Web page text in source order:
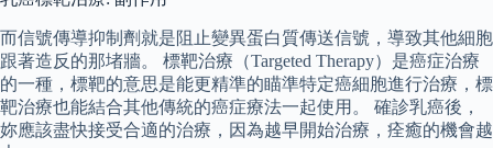
而信號傳導抑制劑就是阻止變異蛋白質傳送信號，導致其他細胞
跟著造反的那堵牆。 標靶治療（Targeted Therapy）是癌症治療
的一種，標靶的意思是能更精準的瞄準特定癌細胞進行治療，標
靶治療也能結合其他傳統的癌症療法一起使用。 確診乳癌後，
妳應該盡快接受合適的治療，因為越早開始治療，痊癒的機會越